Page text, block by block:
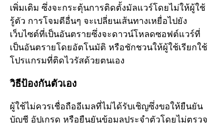
เพิ่มเติม ซึ่งจะกระตุ้นการติดตั้งมัลแวร์โดยไม่ให้ผู้ใช้
รู้ตัว การโจมตีอื่นๆ จะเปลี่ยนเส้นทางเหยื่อไปยัง
เว็บไซต์ที่เป็นอันตรายซึ่งจะดาวน์โหลดซอฟต์แวร์ที่
เป็นอันตรายโดยอัตโนมัติ หรือชักชวนให้ผู้ใช้เรียกใช้
โปรแกรมที่ติดไวรัสด้วยตนเอง
วิธีป้องกันตัวเอง
ผู้ใช้ไม่ควรเชื่อถืออีเมลที่ไม่ได้รับเชิญซึ่งขอให้ยืนยัน
บัญชี อัปเกรด หรือยืนยันข้อมูลประจำตัวโดยไม่ตรวจ